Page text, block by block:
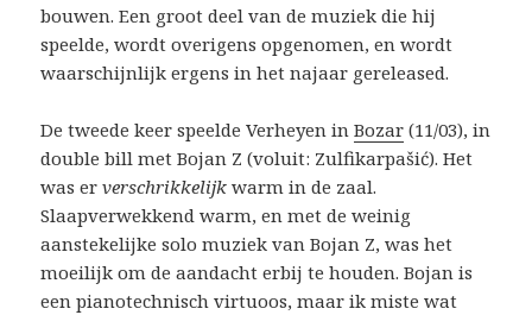
bouwen. Een groot deel van de muziek die hij
speelde, wordt overigens opgenomen, en wordt
waarschijnlijk ergens in het najaar gereleased.
De tweede keer speelde Verheyen inBozar (11/03), in
double bill met Bojan Z (voluit: Zulfikarpašić). Het
was erverschrikkelijk warm in de zaal.
Slaapverwekkend warm, en met de weinig
aanstekelijke solo muziek van Bojan Z, was het
moeilijk om de aandacht erbij te houden. Bojan is
een pianotechnisch virtuoos, maar ik miste wat